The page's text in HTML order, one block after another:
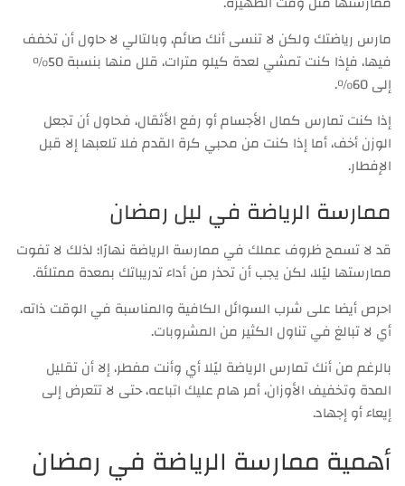
مارس رياضتك ولكن لا تنسى أنك صائم، وبالتالي لا حاول أن تخفف
فيها، فإذا كنت تمشي لعدة كيلو مترات، قلل منها بنسبة 50%
إلى 60%.
إذا كنت تمارس كمال الأجسام أو رفع الأثقال، فحاول أن تجعل
الوزن أخف، أما إذا كنت من محبي كرة القدم فلا تلعبها إلا قبل
الإفطار.
ممارسة الرياضة في ليل رمضان
قد لا تسمح ظروف عملك في ممارسة الرياضة نهارًا؛ لذلك لا تفوت
ممارستها ليًلا، لكن يجب أن تحذر من أداء تدريباتك بمعدة ممتلئة.
احرص أيضا على شرب السوائل الكافية والمناسبة في الوقت ذاته،
أي لا تبالغ في تناول الكثير من المشروبات.
بالرغم من أنك تمارس الرياضة ليًلا أي وأنت مفطر، إلا أن تقليل
المدة وتخفيف الأوزان، أمر هام عليك اتباعه، حتى لا تتعرض إلى
إيعاء أو إجهاد.
أهمية ممارسة الرياضة في رمضان